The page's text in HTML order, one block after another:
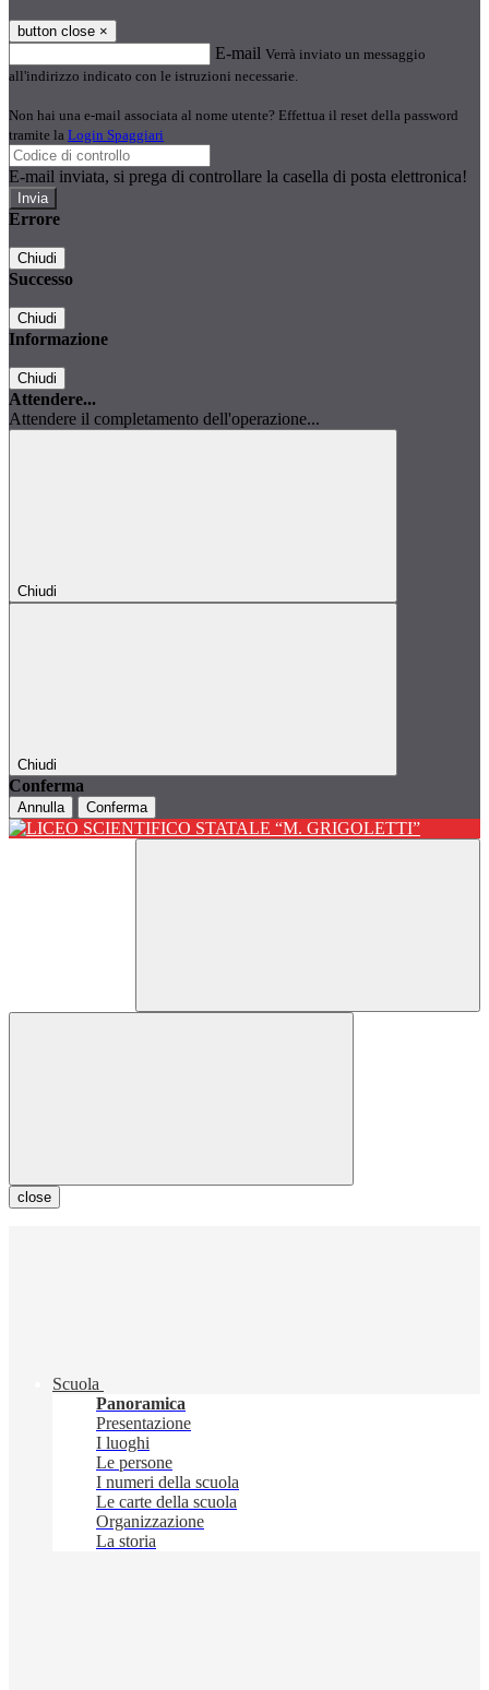
button close ×
E-mail Verrà inviato un messaggio
all'indirizzo indicato con le istruzioni necessarie.
Non hai una e-mail associata al nome utente? Effettua il reset della password
tramite la Login Spaggiari
E-mail inviata, si prega di controllare la casella di posta elettronica!
Errore
Chiudi
Successo
Chiudi
Informazione
Chiudi
Attendere...
Attendere il completamento dell'operazione...
Chiudi
Chiudi
Conferma
Annulla Conferma
close
Scuola
Panoramica
Presentazione
I luoghi
Le persone
I numeri della scuola
Le carte della scuola
Organizzazione
La storia